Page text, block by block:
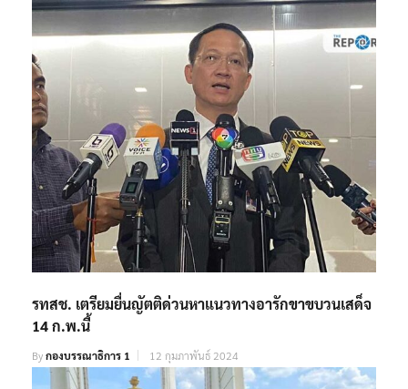
รทสช. เตรียมยื่นญัตติด่วนหาแนวทางอารักขาขบวนเสด็จ
14 ก.พ.นี้
Byกองบรรณาธิการ 1 12 กุมภาพันธ์ 2024